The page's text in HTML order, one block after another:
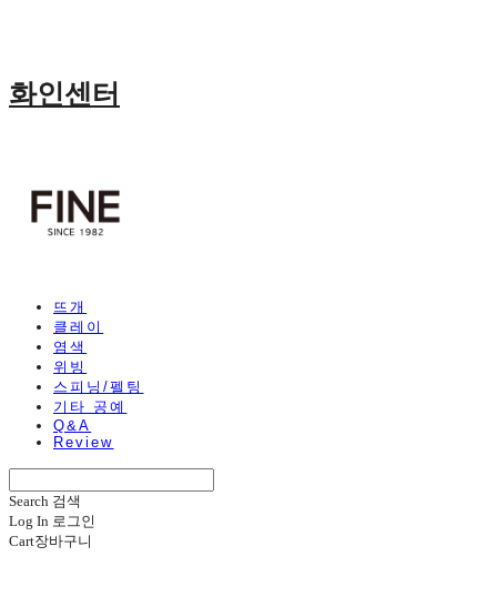
화인센터
뜨개
클레이
염색
위빙
스피닝/펠팅
기타 공예
Q&A
Review
Search 검색
Log In 로그인
Cart장바구니